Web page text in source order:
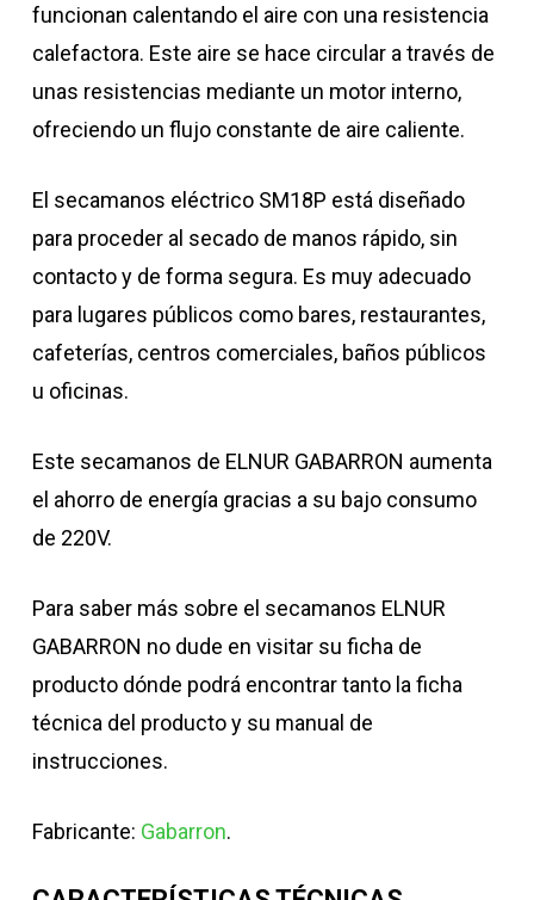
funcionan calentando el aire con una resistencia
calefactora. Este aire se hace circular a través de
unas resistencias mediante un motor interno,
ofreciendo un flujo constante de aire caliente.
El secamanos eléctrico SM18P está diseñado
para proceder al secado de manos rápido, sin
contacto y de forma segura. Es muy adecuado
para lugares públicos como bares, restaurantes,
cafeterías, centros comerciales, baños públicos
u oficinas.
Este secamanos de ELNUR GABARRON aumenta
el ahorro de energía gracias a su bajo consumo
de 220V.
Para saber más sobre el secamanos ELNUR
GABARRON no dude en visitar su ficha de
producto dónde podrá encontrar tanto la ficha
técnica del producto y su manual de
instrucciones.
Fabricante: Gabarron.